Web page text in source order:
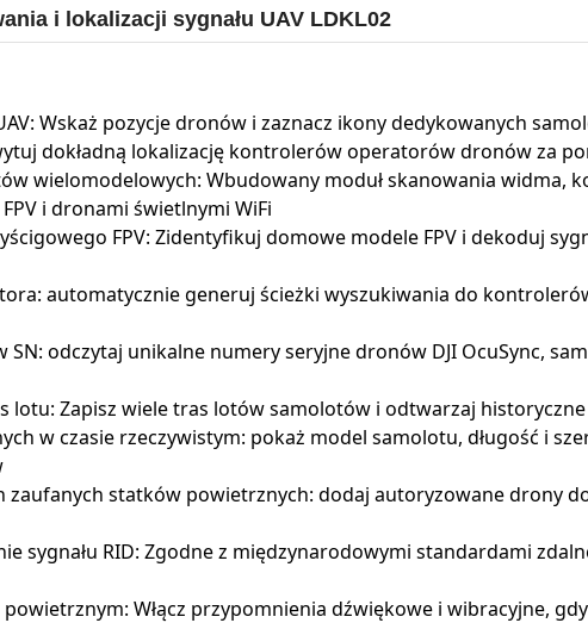
i lokalizacji sygnału UAV LDKL02
​​Wskaż pozycje dronów i zaznacz ikony dedykowanych
dokładną lokalizację kontrolerów operatorów dronów za
wielomodelowych: Wbudowany moduł skanowania widma,
i dronami świetlnymi WiFi
FPV: Zidentyfikuj domowe modele FPV i dekoduj
automatycznie generuj ścieżki wyszukiwania do
odczytaj unikalne numery seryjne dronów DJI OcuSync,
lotu: Zapisz wiele tras lotów samolotów i odtwarzaj
w czasie rzeczywistym: pokaż model samolotu, długość i
statków powietrznych: dodaj autoryzowane drony
sygnału RID: Zgodne z międzynarodowymi standardami
Włącz przypomnienia dźwiękowe i wibracyjne,